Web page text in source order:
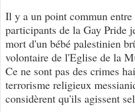
Il y a un point commun
participants de la Gay Pride
mort d'un bébé palestinien
volontaire de l'Eglise de la
Ce ne sont pas des crimes
terrorisme religieux
considèrent qu'ils agissent